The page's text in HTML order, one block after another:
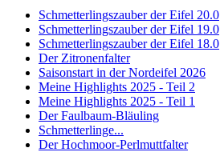
Schmetterlingszauber der Eifel 20.0
Schmetterlingszauber der Eifel 19.0
Schmetterlingszauber der Eifel 18.0
Der Zitronenfalter
Saisonstart in der Nordeifel 2026
Meine Highlights 2025 - Teil 2
Meine Highlights 2025 - Teil 1
Der Faulbaum-Bläuling
Schmetterlinge...
Der Hochmoor-Perlmuttfalter